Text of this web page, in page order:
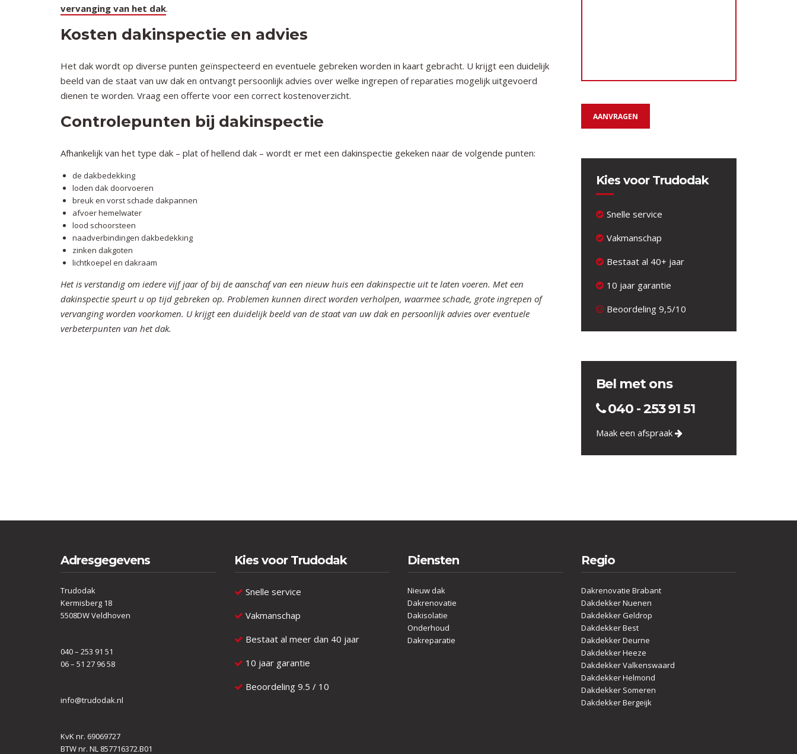
vervanging van het dak.
Kosten dakinspectie en advies
Het dak wordt op diverse punten geïnspecteerd en eventuele gebreken worden in kaart gebracht. U krijgt een duidelijk
beeld van de staat van uw dak en ontvangt persoonlijk advies over welke ingrepen of reparaties mogelijk uitgevoerd
dienen te worden. Vraag een offerte voor een correct kostenoverzicht.
Controlepunten bij dakinspectie
Afhankelijk van het type dak – plat of hellend dak – wordt er met een dakinspectie gekeken naar de volgende punten:
de dakbedekking
loden dak doorvoeren
breuk en vorst schade dakpannen
afvoer hemelwater
lood schoorsteen
naadverbindingen dakbedekking
zinken dakgoten
lichtkoepel en dakraam
Het is verstandig om iedere vijf jaar of bij de aanschaf van een nieuw huis een dakinspectie uit te laten voeren. Met een
dakinspectie speurt u op tijd gebreken op. Problemen kunnen direct worden verholpen, waarmee schade, grote ingrepen of
vervanging worden voorkomen. U krijgt een duidelijk beeld van de staat van uw dak en persoonlijk advies over eventuele
verbeterpunten van het dak.
AANVRAGEN
Kies voor Trudodak
Snelle service
Vakmanschap
Bestaat al 40+ jaar
10 jaar garantie
Beoordeling 9,5/10
Bel met ons
040 - 253 91 51
Maak een afspraak
Adresgegevens
Trudodak
Kermisberg 18
5508DW Veldhoven
040 – 253 91 51
06 – 51 27 96 58
info@trudodak.nl
KvK nr. 69069727
BTW nr. NL 857716372.B01
Kies voor Trudodak
Snelle service
Vakmanschap
Bestaat al meer dan 40 jaar
10 jaar garantie
Beoordeling 9.5 / 10
Diensten
Nieuw dak
Dakrenovatie
Dakisolatie
Onderhoud
Dakreparatie
Regio
Dakrenovatie Brabant
Dakdekker Nuenen
Dakdekker Geldrop
Dakdekker Best
Dakdekker Deurne
Dakdekker Heeze
Dakdekker Valkenswaard
Dakdekker Helmond
Dakdekker Someren
Dakdekker Bergeijk